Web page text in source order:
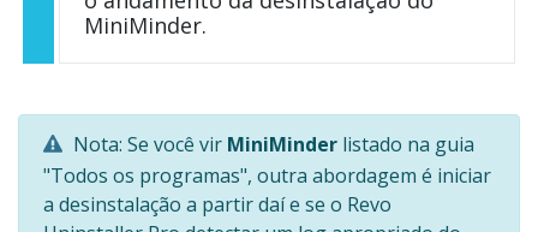
MiniMinder.
Nota: Se você vir MiniMinder listado na guia
"Todos os programas", outra abordagem é iniciar
a desinstalação a partir daí e se o Revo